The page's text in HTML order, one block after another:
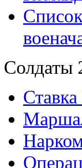
Солдаты